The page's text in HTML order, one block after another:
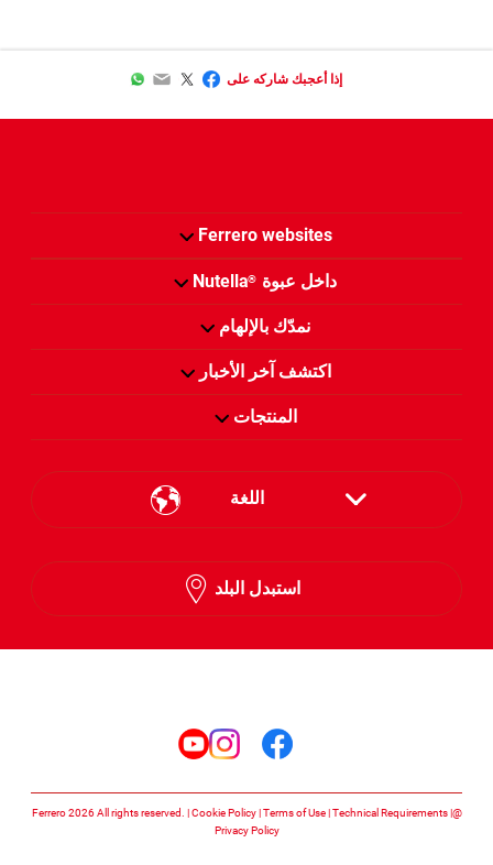
إذا أعجبك شاركه على Facebook
Twitter
Email
WhatsApp
Ferrero websites
داخل عبوة ®
Nutella
نمدّك بالإلهام
اكتشف آخر الأخبار
المنتجات
اللغة
English
استبدل البلد
@Ferrero 2026 All rights reserved.
Cookie Policy Terms of Use Technical Requirements
Privacy Policy